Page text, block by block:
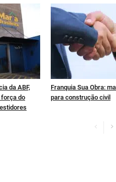
da ABF,
do
Franquia Sua Obra:
para construção civil